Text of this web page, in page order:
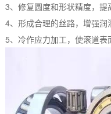
3、修复圆度和形状精度，提
4、形成合理的丝路，增强润
5、冷作应力加工，使滚道表